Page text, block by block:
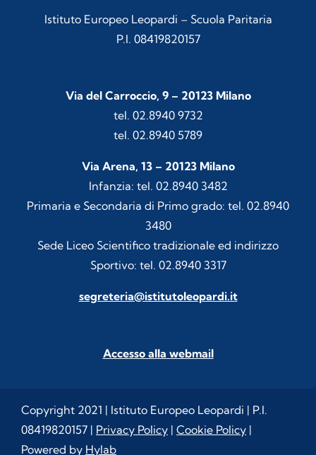
Istituto Europeo Leopardi – Scuola Paritaria
P.I. 08419820157
Via del Carroccio, 9 – 20123 Milano
tel. 02.8940 9732
tel. 02.8940 5789
Via Arena, 13 – 20123 Milano
Infanzia: tel. 02.8940 3482
Primaria e Secondaria di Primo grado: tel. 02.8940
3480
Sede Liceo Scientifico tradizionale ed indirizzo
Sportivo: tel. 02.8940 3317
segreteria@istitutoleopardi.it
Accesso alla webmail
Copyright 2021 | Istituto Europeo Leopardi | P.I.
08419820157 | Privacy Policy| Cookie Policy|
Powered by Hylab